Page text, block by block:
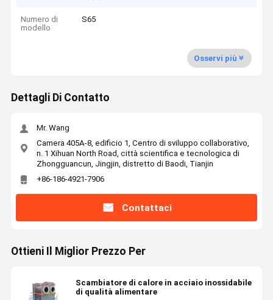
Numero di
modello
S65
Osservi più
Dettagli Di Contatto
Mr. Wang
Camera 405A-8, edificio 1, Centro di sviluppo collaborativo,
n. 1 Xihuan North Road, città scientifica e tecnologica di
Zhongguancun, Jingjin, distretto di Baodi, Tianjin
+86-186-4921-7906
Contattaci
Ottieni Il Miglior Prezzo Per
Scambiatore di calore in acciaio inossidabile
di qualità alimentare